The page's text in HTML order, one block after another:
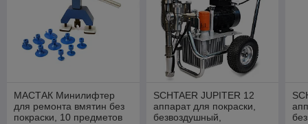
МАСТАК Минилифтер
для ремонта вмятин без
покраски, 10 предметов
SCHTAER JUPITER 12
аппарат для покраски,
безвоздушный,